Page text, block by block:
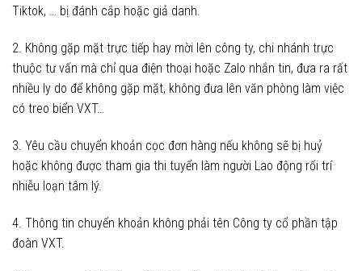
Tiktok, … bị đánh cắp hoặc giả danh.
2. Không gặp mặt trực tiếp hay mời lên công ty, chi nhánh trực
thuộc tư vấn mà chỉ qua điện thoại hoặc Zalo nhắn tin, đưa ra rất
nhiều ly do để không gặp mặt, không đưa lên văn phòng làm việc
có treo biển VXT…
3. Yêu cầu chuyển khoản cọc đơn hàng nếu không sẽ bị huỷ
hoặc không được tham gia thi tuyển làm người Lao động rối trí
nhiễu loạn tâm lý.
4. Thông tin chuyển khoản không phải tên Công ty cổ phần tập
đoàn VXT.